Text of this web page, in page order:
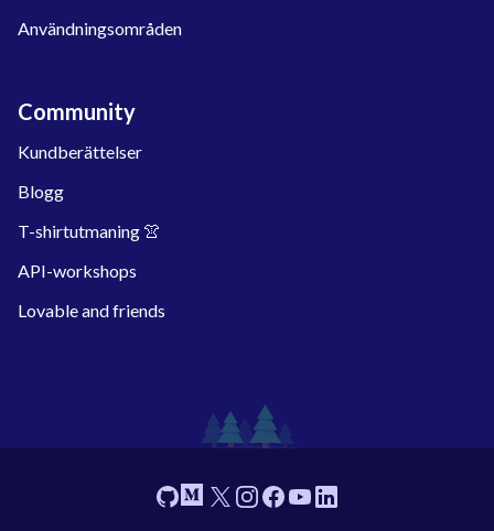
Användningsområden
Community
Kundberättelser
Blogg
T-shirtutmaning 👚
API-workshops
Lovable and friends
GitHubMedium
X Instagram
Facebook
YouTubeLinkedin